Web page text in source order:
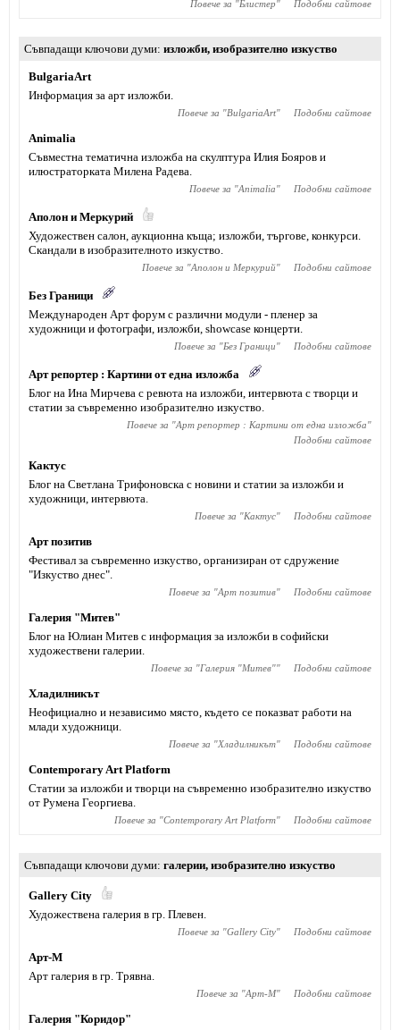
Повече за "Блистер" Подобни сайтове
Съвпадащи ключови думи изложби, изобразително изкуство
BulgariaArt
Информация за арт изложби.
Повече за "BulgariaArt" Подобни сайтове
Animaliа
Съвместна тематична изложба на скулптура Илия Бояров и
илюстраторката Милена Радева.
Повече за "Animaliа" Подобни сайтове
Аполон и Меркурий
Художествен салон, аукционна къща; изложби, търгове, конкурси.
Скандали в изобразителното изкуство.
Повече за "Аполон и Меркурий" Подобни сайтове
Без Граници
Международен Арт форум с различни модули - пленер за
художници и фотографи, изложби, showcase концерти.
Повече за "Без Граници" Подобни сайтове
Арт репортер : Картини от една изложба
Блог на Ина Мирчева с ревюта на изложби, интервюта с творци и
статии за съвременно изобразително изкуство.
Повече за "Арт репортер : Картини от една изложба"
Подобни сайтове
Кактус
Блог на Светлана Трифоновска с новини и статии за изложби и
художници, интервюта.
Повече за "Кактус" Подобни сайтове
Арт позитив
Фестивал за съвременно изкуство, организиран от сдружение
"Изкуство днес".
Повече за "Арт позитив" Подобни сайтове
Галерия "Митев"
Блог на Юлиан Митев с информация за изложби в софийски
художествени галерии.
Повече за "Галерия "Митев"" Подобни сайтове
Хладилникът
Неофициално и независимо място, където се показват работи на
млади художници.
Повече за "Хладилникът" Подобни сайтове
Contemporary Art Platform
Статии за изложби и творци на съвременно изобразително изкуство
от Румена Георгиева.
Повече за "Contemporary Art Platform" Подобни сайтове
Съвпадащи ключови думи галерии, изобразително изкуство
Gallery City
Художествена галерия в гр. Плевен.
Повече за "Gallery City" Подобни сайтове
Арт-М
Арт галерия в гр. Трявна.
Повече за "Арт-М" Подобни сайтове
Галерия "Коридор"